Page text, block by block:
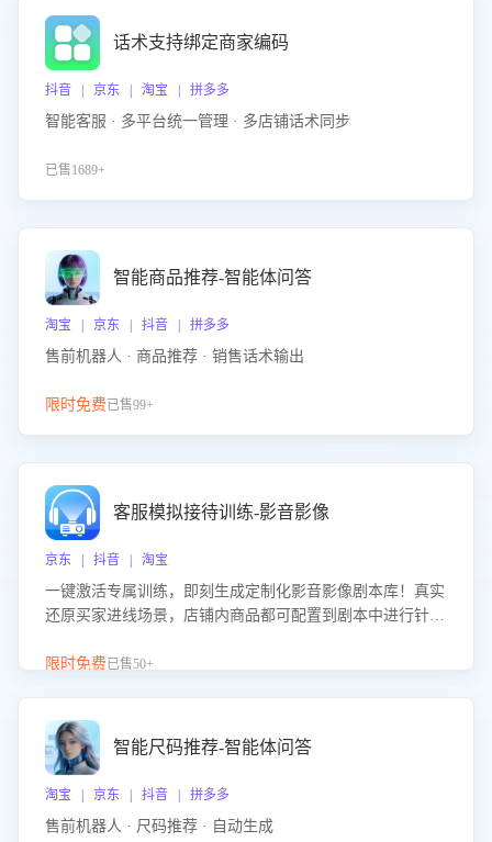
话术支持绑定商家编码
抖音 | 京东 | 淘宝 | 拼多多
智能客服 · 多平台统一管理 · 多店铺话术同步
已售1689+
智能商品推荐-智能体问答
淘宝 | 京东 | 抖音 | 拼多多
售前机器人 · 商品推荐 · 销售话术输出
限时免费已售99+
客服模拟接待训练-影音影像
京东 | 抖音 | 淘宝
一键激活专属训练，即刻生成定制化影音影像剧本库！真实
还原买家进线场景，店铺内商品都可配置到剧本中进行针对
击 “立即开通”，快速获取影音影像类目剧本，一键开启客服
限时免费已售50+
智能尺码推荐-智能体问答
淘宝 | 京东 | 抖音 | 拼多多
售前机器人 · 尺码推荐 · 自动生成